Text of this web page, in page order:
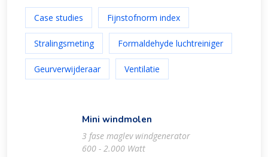
Case studies Fijnstofnorm index
Stralingsmeting Formaldehyde luchtreiniger
Geurverwijderaar Ventilatie
Mini windmolen
3 fase maglev windgenerator
600 - 2.000 Watt